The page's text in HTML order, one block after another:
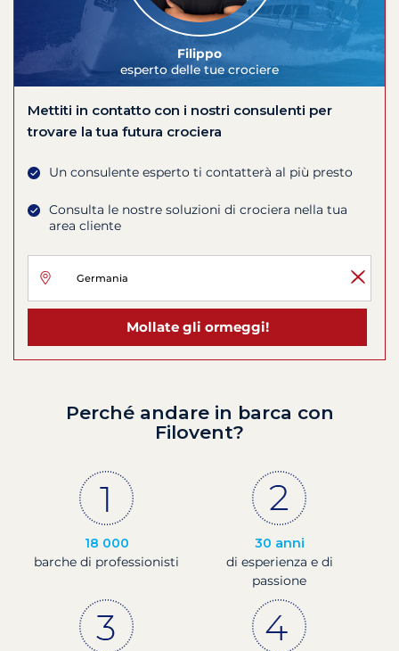
Filippo
esperto delle tue crociere
Mettiti in contatto con i nostri consulenti per
trovare la tua futura crociera
Un consulente esperto ti contatterà al più presto
Consulta le nostre soluzioni di crociera nella tua
area cliente
Mollate gli ormeggi!
Perché andare in barca con
Filovent?
18 000
barche di professionisti
30 anni
di esperienza e di
passione